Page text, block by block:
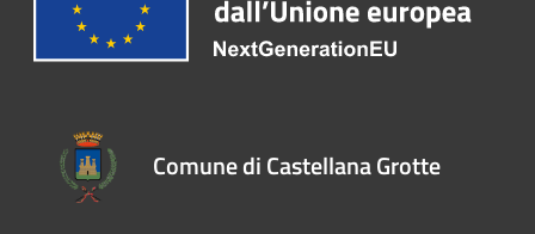
Comune di Castellana Grotte